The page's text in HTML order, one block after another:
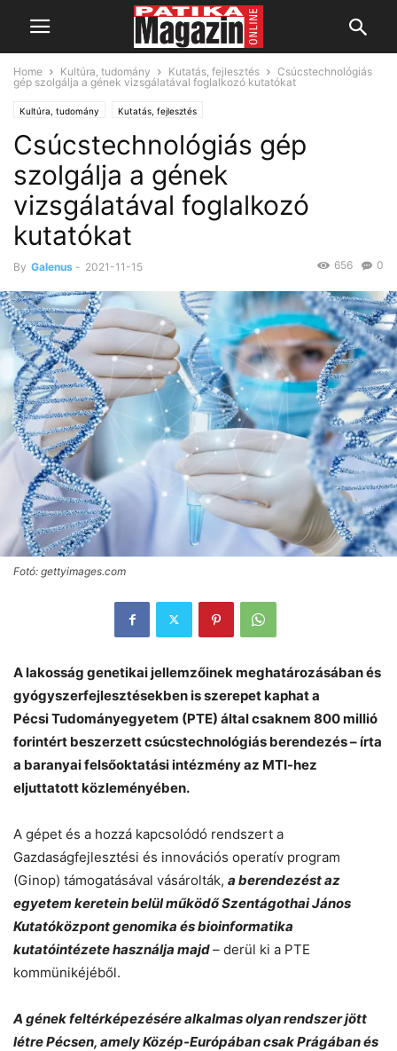
Home Kultúra, tudomány Kutatás, fejlesztés
Csúcstechnológiás
gép szolgálja a gének vizsgálatával foglalkozó kutatókat
Kultúra, tudomány Kutatás, fejlesztés
Csúcstechnológiás gép
szolgálja a gének
vizsgálatával foglalkozó
kutatókat
By Galenus - 2021-11-15 0
656
Fotó: gettyimages.com
A lakosság genetikai jellemzőinek meghatározásában és
gyógyszerfejlesztésekben is szerepet kaphat a
Pécsi Tudományegyetem (PTE) által csaknem 800 millió
forintért beszerzett csúcstechnológiás berendezés – írta
a baranyai felsőoktatási intézmény az MTI-hez
eljuttatott közleményében.
A gépet és a hozzá kapcsolódó rendszert a
Gazdaságfejlesztési és innovációs operatív program
(Ginop) támogatásával vásárolták, a berendezést az
egyetem keretein belül működő Szentágothai János
Kutatóközpont genomika és bioinformatika
kutatóintézete használja majd– derül ki a PTE
kommünikéjéből.
A gének feltérképezésére alkalmas olyan rendszer jött
létre Pécsen, amely Közép-Európában csak Prágában és